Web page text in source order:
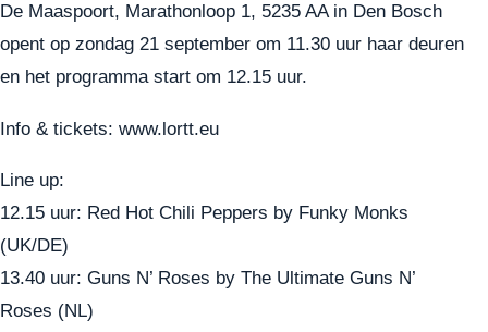
De Maaspoort, Marathonloop 1, 5235 AA in Den Bosch
opent op zondag 21 september om 11.30 uur haar deuren
en het programma start om 12.15 uur.
Info & tickets: www.lortt.eu
Line up:
12.15 uur: Red Hot Chili Peppers by Funky Monks
(UK/DE)
13.40 uur: Guns N’ Roses by The Ultimate Guns N’
Roses (NL)